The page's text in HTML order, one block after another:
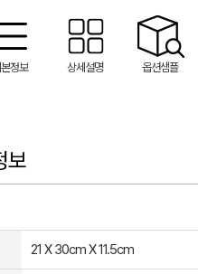
정보 상세설명 옵션샘플
보
21 X 30cm X 11.5cm